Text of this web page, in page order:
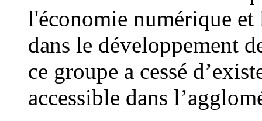
l'économie numérique
dans le développement
ce groupe a cessé
accessible dans